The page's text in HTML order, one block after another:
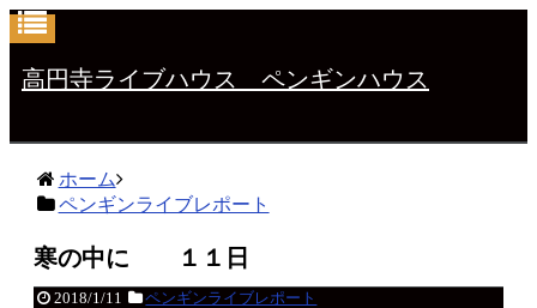
高円寺ライブハウス ペンギンハウス
ホーム
ペンギンライブレポート
寒の中に １１日
2018/1/11 ペンギンライブレポート